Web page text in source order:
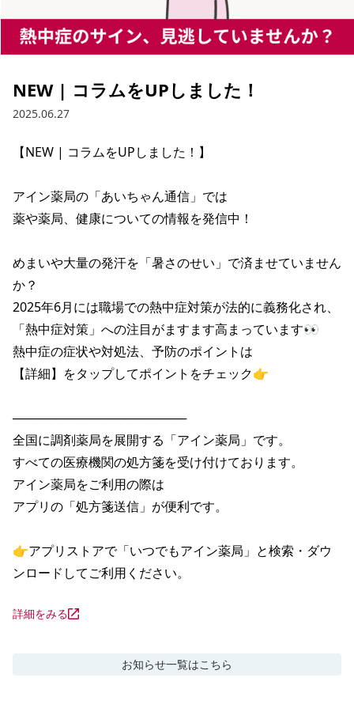
NEW | コラムをUPしました！
2025.06.27
【NEW | コラムをUPしました！】
アイン薬局の「あいちゃん通信」では
薬や薬局、健康についての情報を発信中！
めまいや大量の発汗を「暑さのせい」で済ませていません
か？
2025年6月には職場での熱中症対策が法的に義務化され、
「熱中症対策」への注目がますます高まっています👀
熱中症の症状や対処法、予防のポイントは
【詳細】をタップしてポイントをチェック👉
────────────────────
全国に調剤薬局を展開する「アイン薬局」です。
すべての医療機関の処方箋を受け付けております。
アイン薬局をご利用の際は
アプリの「処方箋送信」が便利です。
👉アプリストアで「いつでもアイン薬局」と検索・ダウ
ンロードしてご利用ください。
詳細をみる
お知らせ一覧はこちら